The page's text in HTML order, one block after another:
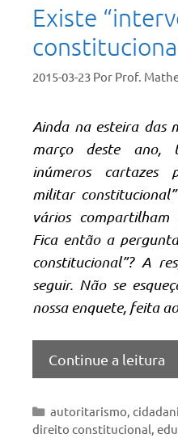
Existe
2015-03-23 Por Prof.
Ainda na esteira das
março deste ano,
inúmeros cartazes
militar
vários
Fica então a
constitucional”? A
seguir. Não se
nossa enquete, feita
Continue a leitura
Categorias
autoritarismo,
direito constitucional,